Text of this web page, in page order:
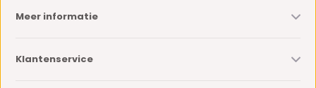
Meer informatie
Klantenservice